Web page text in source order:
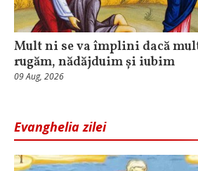
Mult ni se va împlini dacă
rugăm, nădăjduim și iubim
09 Aug, 2026
Evanghelia zilei